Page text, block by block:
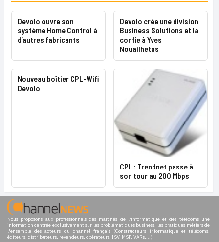
Devolo ouvre son
système Home Control à
d’autres fabricants
Devolo crée une division
Business Solutions et la
confie à Yves
Nouailhetas
Nouveau boîtier CPL-Wifi
Devolo
CPL : Trendnet passe à
son tour au 200 Mbps
Nous proposons aux professionnels des marchés de l'informatique et des télécoms une
information centrée exclusivement sur les problématiques business, les pratiques métiers de
l'ensemble des acteurs du channel français (Constructeurs informatique et télécoms,
éditeurs, distributeurs, revendeurs, opérateurs, ISV, MSP, VARs,...)